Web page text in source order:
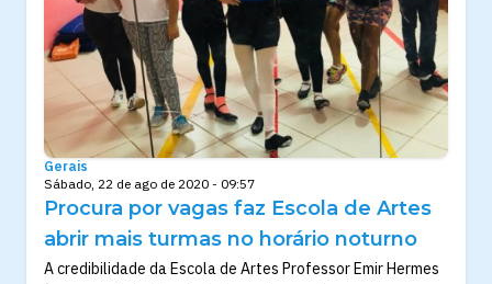
Gerais
Sábado, 22 de ago de 2020 - 09:57
Procura por vagas faz Escola de Artes
abrir mais turmas no horário noturno
A credibilidade da Escola de Artes Professor Emir Hermes